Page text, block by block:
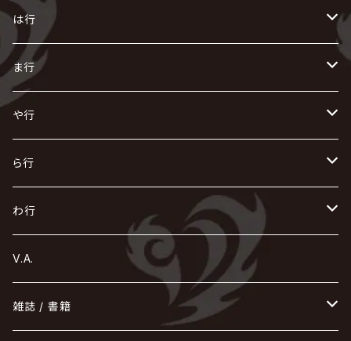
AKIHIDE
ACME / アクメ
浅葱 / ASAGI
Azavana
Acid Black Cherry
生熊耕治
Initial'L
INORAN
色々な十字架
168 / 葵-168-
Waive
Versailles
Verde/
ACE OF SPADES
X JAPAN
お
AURORIZE
OFIAM
kein
GACKT
KAKUMAY
the GazettE
GOTCHAROCKA
キズ
KiD
gives
KIRITO / キリト
己龍
Crack6
グラビティ
黒夢
け
[ kei ] / 圭
仮病
こ
GOATBED
ゴールデンボンバー
The THIRTEEN
Psycho le Cému
櫻井敦司
XANVALA
Zeke Deux
Z CLEAR
ジグソウ
シド
す
Z CLEAR
超ジャシー
SPLENDID GOD GIRAFFE
せ
ゼラ
零[Hz]
そ
SOPHIA
ZOMBIE / ぞんび
DASEIN
DAIGO
逹瑯
DAVID / SUI / 縁
ち
CHAQLA.
つ
て
D
DIAURA
と
東京花嫁
Tourbillon
な
NIGHTMARE
NAZARE
に
NiEL
NICOLAS
ぬ
nurié
ね
NETH PRIERE CAIN
NEVERLAND
の
NoGoD
NOCTURNAL BLOODLUST
は行
は
heidi.
H.U.G
ひ
HERO
美炎-BIEN-
ふ
Far East Dizain
Fatüm
へ
BabyKingdom
THE BEETHOVEN
ほ
POIDOL
ま行
ま
THE MICRO HEAD 4N'S
MAO / マオ from SID
み
未完成アリス
ミスイ
む
MUCC / ムック
め
メトロノーム
も
や行
や
ヤミテラ / 外道反逆者ヤミテラ
ゆ
YUKIYA / 藤田幸也
ユナイト
よ
ら行
ら
rice
Rides In ReVellion
り
Leetspeak monsters
る
わ行
わ
wyse
V.A.
雑誌 / 書籍